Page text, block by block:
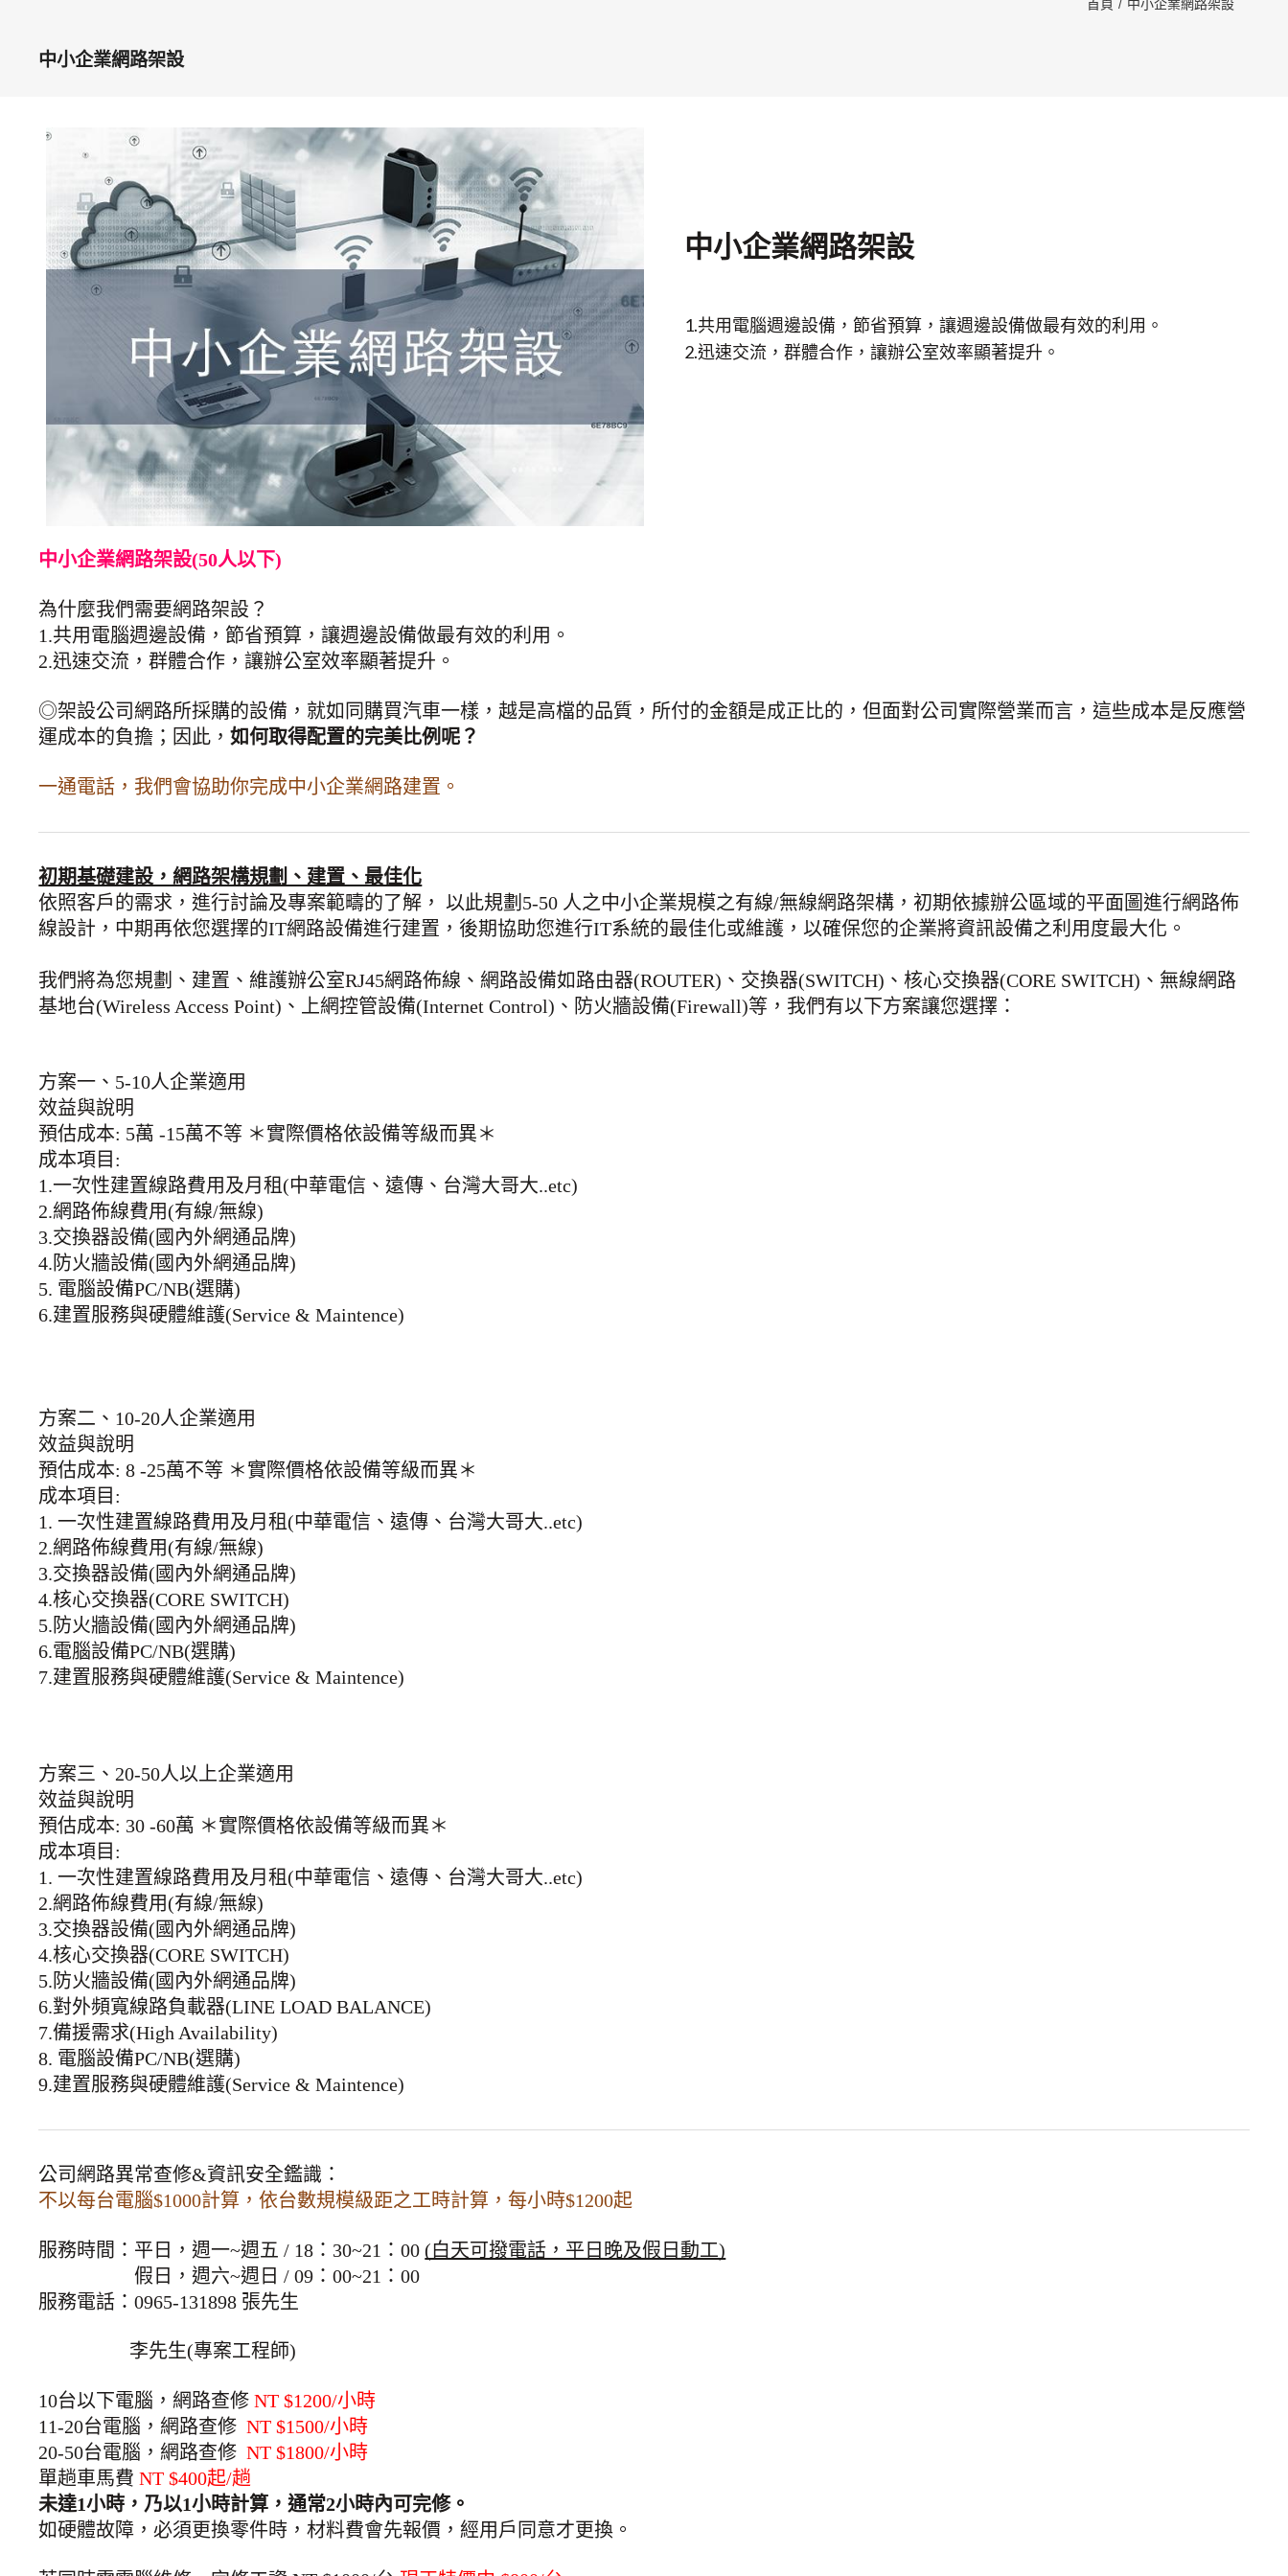
首頁 中小企業網路架設
中小企業網路架設
中小企業網路架設
1.共用電腦週邊設備，節省預算，讓週邊設備做最有效的利用。
2.迅速交流，群體合作，讓辦公室效率顯著提升。
中小企業網路架設(50人以下)
為什麼我們需要網路架設？
1.共用電腦週邊設備，節省預算，讓週邊設備做最有效的利用。
2.迅速交流，群體合作，讓辦公室效率顯著提升。
◎架設公司網路所採購的設備，就如同購買汽車一樣，越是高檔的品質，所付的金額是成正比的，但面對公司實際營業而言，這些成本是反應營
運成本的負擔；因此，如何取得配置的完美比例呢？
一通電話，我們會協助你完成中小企業網路建置。
初期基礎建設，網路架構規劃、建置、最佳化
依照客戶的需求，進行討論及專案範疇的了解， 以此規劃5-50 人之中小企業規模之有線/無線網路架構，初期依據辦公區域的平面圖進行網路佈
線設計，中期再依您選擇的IT網路設備進行建置，後期協助您進行IT系統的最佳化或維護，以確保您的企業將資訊設備之利用度最大化。
我們將為您規劃、建置、維護辦公室RJ45網路佈線、網路設備如路由器(ROUTER)、交換器(SWITCH)、核心交換器(CORE SWITCH)、無線網路
基地台(Wireless Access Point)、上網控管設備(Internet Control)、防火牆設備(Firewall)等，我們有以下方案讓您選擇：
方案一、5-10人企業適用
效益與說明
預估成本: 5萬 -15萬不等 ＊實際價格依設備等級而異＊
成本項目:
1.一次性建置線路費用及月租(中華電信、遠傳、台灣大哥大..etc)
2.網路佈線費用(有線/無線)
3.交換器設備(國內外網通品牌)
4.防火牆設備(國內外網通品牌)
5. 電腦設備PC/NB(選購)
6.建置服務與硬體維護(Service & Maintence)
方案二、10-20人企業適用
效益與說明
預估成本: 8 -25萬不等 ＊實際價格依設備等級而異＊
成本項目:
1. 一次性建置線路費用及月租(中華電信、遠傳、台灣大哥大..etc)
2.網路佈線費用(有線/無線)
3.交換器設備(國內外網通品牌)
4.核心交換器(CORE SWITCH)
5.防火牆設備(國內外網通品牌)
6.電腦設備PC/NB(選購)
7.建置服務與硬體維護(Service & Maintence)
方案三、20-50人以上企業適用
效益與說明
預估成本: 30 -60萬 ＊實際價格依設備等級而異＊
成本項目:
1. 一次性建置線路費用及月租(中華電信、遠傳、台灣大哥大..etc)
2.網路佈線費用(有線/無線)
3.交換器設備(國內外網通品牌)
4.核心交換器(CORE SWITCH)
5.防火牆設備(國內外網通品牌)
6.對外頻寬線路負載器(LINE LOAD BALANCE)
7.備援需求(High Availability)
8. 電腦設備PC/NB(選購)
9.建置服務與硬體維護(Service & Maintence)
公司網路異常查修&資訊安全鑑識：
不以每台電腦$1000計算，依台數規模級距之工時計算，每小時$1200起
服務時間：平日，週一~週五 / 18：30~21：00 (白天可撥電話，平日晚及假日動工)
假日，週六~週日 / 09：00~21：00
服務電話：0965-131898 張先生
李先生(專案工程師)
10台以下電腦，網路查修 NT $1200/小時
11-20台電腦，網路查修 NT $1500/小時
20-50台電腦，網路查修 NT $1800/小時
單趟車馬費 NT $400起/趟
未達1小時，乃以1小時計算，通常2小時內可完修。
如硬體故障，必須更換零件時，材料費會先報價，經用戶同意才更換。